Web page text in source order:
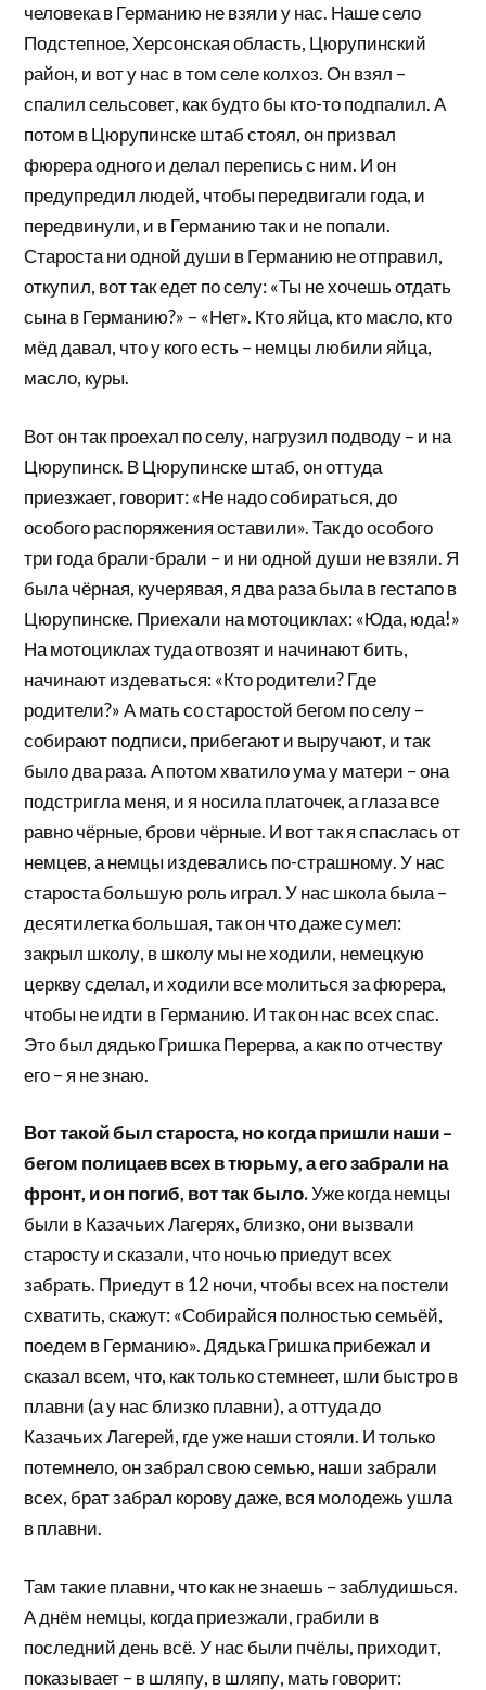
человека в Германию не взяли у нас. Наше село
Подстепное, Херсонская область, Цюрупинский
район, и вот у нас в том селе колхоз. Он взял –
спалил сельсовет, как будто бы кто-то подпалил. А
потом в Цюрупинске штаб стоял, он призвал
фюрера одного и делал перепись с ним. И он
предупредил людей, чтобы передвигали года, и
передвинули, и в Германию так и не попали.
Староста ни одной души в Германию не отправил,
откупил, вот так едет по селу: «Ты не хочешь отдать
сына в Германию?» – «Нет». Кто яйца, кто масло, кто
мёд давал, что у кого есть – немцы любили яйца,
масло, куры.
Вот он так проехал по селу, нагрузил подводу – и на
Цюрупинск. В Цюрупинске штаб, он оттуда
приезжает, говорит: «Не надо собираться, до
особого распоряжения оставили». Так до особого
три года брали-брали – и ни одной души не взяли. Я
была чёрная, кучерявая, я два раза была в гестапо в
Цюрупинске. Приехали на мотоциклах: «Юда, юда!»
На мотоциклах туда отвозят и начинают бить,
начинают издеваться: «Кто родители? Где
родители?» А мать со старостой бегом по селу –
собирают подписи, прибегают и выручают, и так
было два раза. А потом хватило ума у матери – она
подстригла меня, и я носила платочек, а глаза все
равно чёрные, брови чёрные. И вот так я спаслась от
немцев, а немцы издевались по-страшному. У нас
староста большую роль играл. У нас школа была –
десятилетка большая, так он что даже сумел:
закрыл школу, в школу мы не ходили, немецкую
церкву сделал, и ходили все молиться за фюрера,
чтобы не идти в Германию. И так он нас всех спас.
Это был дядько Гришка Перерва, а как по отчеству
его – я не знаю.
Вот такой был староста, но когда пришли наши –
бегом полицаев всех в тюрьму, а его забрали на
фронт, и он погиб, вот так было.Уже когда немцы
были в Казачьих Лагерях, близко, они вызвали
старосту и сказали, что ночью приедут всех
забрать. Приедут в 12 ночи, чтобы всех на постели
схватить, скажут: «Собирайся полностью семьёй,
поедем в Германию». Дядька Гришка прибежал и
сказал всем, что, как только стемнеет, шли быстро в
плавни (а у нас близко плавни), а оттуда до
Казачьих Лагерей, где уже наши стояли. И только
потемнело, он забрал свою семью, наши забрали
всех, брат забрал корову даже, вся молодежь ушла
в плавни.
Там такие плавни, что как не знаешь – заблудишься.
А днём немцы, когда приезжали, грабили в
последний день всё. У нас были пчёлы, приходит,
показывает – в шляпу, в шляпу, мать говорит: